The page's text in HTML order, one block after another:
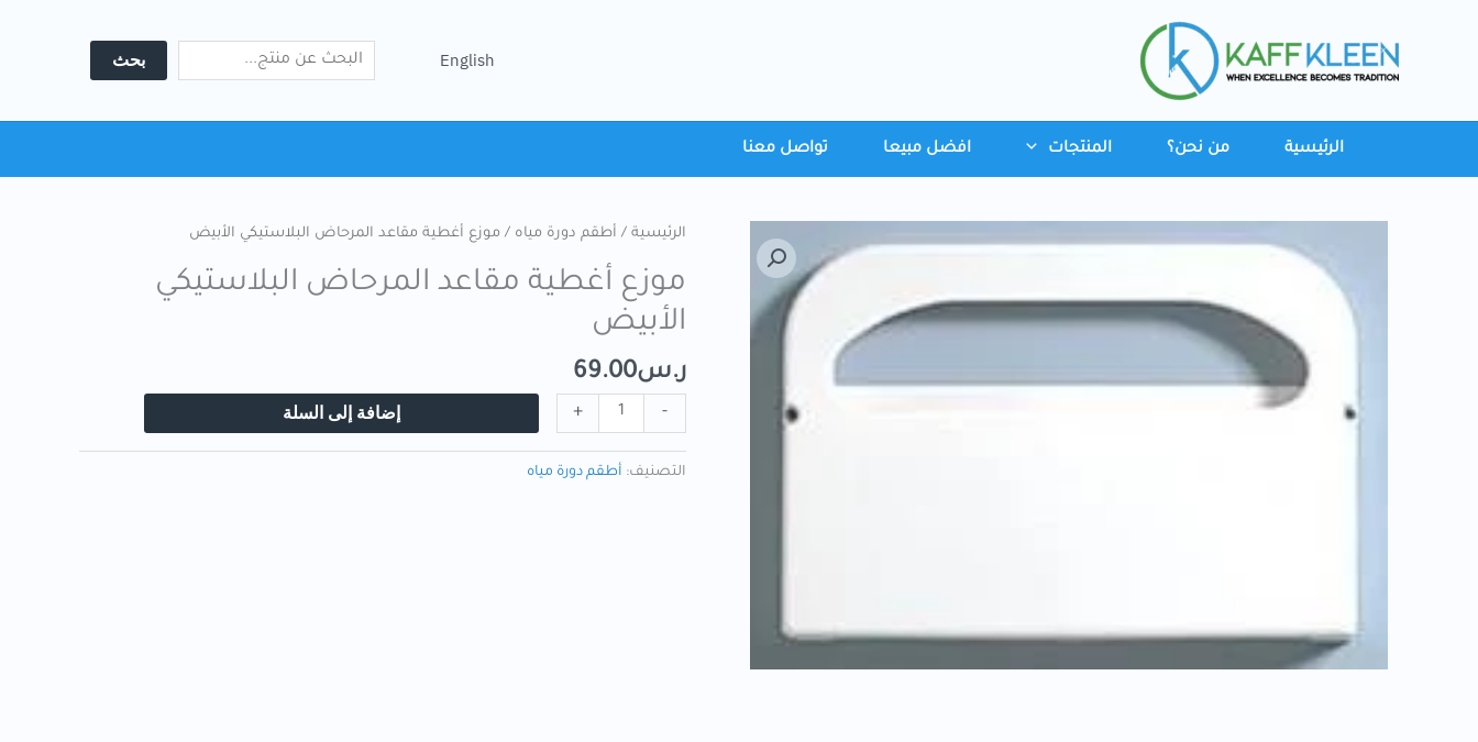
English بحث
الرئيسية من نحن؟ المنتجات افضل مبيعا تواصل معنا
الرئيسية / أطقم دورة مياه / موزع أغطية مقاعد المرحاض البلاستيكي الأبيض
موزع أغطية مقاعد المرحاض البلاستيكي
الأبيض
ر.س69.00
-
+ إضافة إلى السلة
التصنيف: أطقم دورة مياه
المرحاض